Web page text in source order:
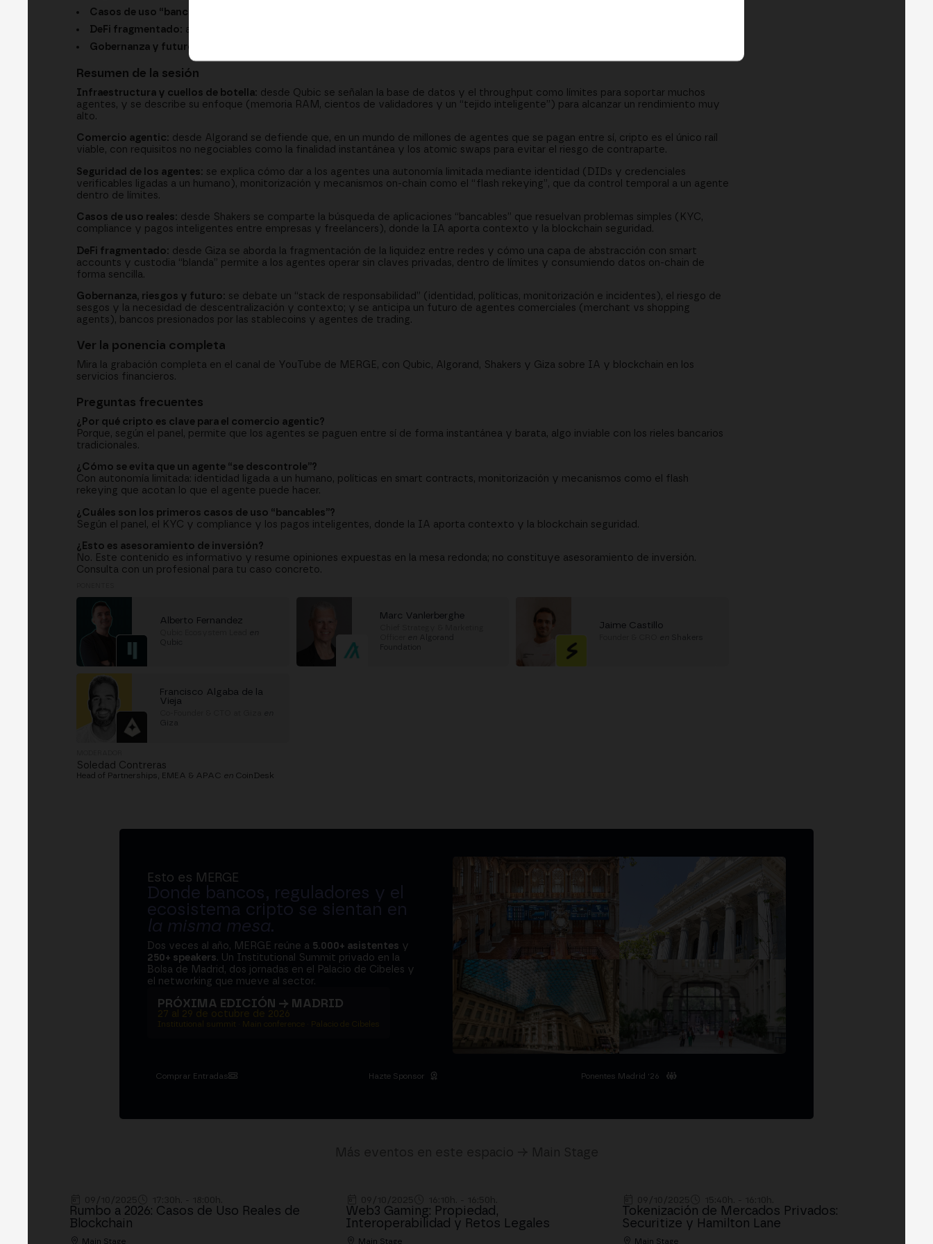
Casos de uso “bancables”:
DeFi fragmentado: abstracción, smart accounts y custodia “blanda” para los agentes
Gobernanza y futuro:
Resumen de la sesión
Infraestructura y cuellos de botella: desde Qubic se señalan la base de datos y el throughput como límites para soportar muchos
agentes, y se describe su enfoque (memoria RAM, cientos de validadores y un “tejido inteligente”) para alcanzar un rendimiento muy
alto.
Comercio agentic: desde Algorand se defiende que, en un mundo de millones de agentes que se pagan entre sí, cripto es el único raíl
viable, con requisitos no negociables como la finalidad instantánea y los atomic swaps para evitar el riesgo de contraparte.
Seguridad de los agentes: se explica cómo dar a los agentes una autonomía limitada mediante identidad (DIDs y credenciales
verificables ligadas a un humano), monitorización y mecanismos on-chain como el “flash rekeying”, que da control temporal a un agente
dentro de límites.
Casos de uso reales: desde Shakers se comparte la búsqueda de aplicaciones “bancables” que resuelvan problemas simples (KYC,
compliance y pagos inteligentes entre empresas y freelancers), donde la IA aporta contexto y la blockchain seguridad.
DeFi fragmentado: desde Giza se aborda la fragmentación de la liquidez entre redes y cómo una capa de abstracción con smart
accounts y custodia “blanda” permite a los agentes operar sin claves privadas, dentro de límites y consumiendo datos on-chain de
forma sencilla.
Gobernanza, riesgos y futuro: se debate un “stack de responsabilidad” (identidad, políticas, monitorización e incidentes), el riesgo de
sesgos y la necesidad de descentralización y contexto; y se anticipa un futuro de agentes comerciales (merchant vs shopping
agents), bancos presionados por las stablecoins y agentes de trading.
Ver la ponencia completa
Mira la grabación completa en el canal de YouTube de MERGE, con Qubic, Algorand, Shakers y Giza sobre IA y blockchain en los
servicios financieros.
Preguntas frecuentes
¿Por qué cripto es clave para el comercio agentic?
Porque, según el panel, permite que los agentes se paguen entre sí de forma instantánea y barata, algo inviable con los rieles bancarios
tradicionales.
¿Cómo se evita que un agente “se descontrole”?
Con autonomía limitada: identidad ligada a un humano, políticas en smart contracts, monitorización y mecanismos como el flash
rekeying que acotan lo que el agente puede hacer.
¿Cuáles son los primeros casos de uso “bancables”?
Según el panel, el KYC y compliance y los pagos inteligentes, donde la IA aporta contexto y la blockchain seguridad.
¿Esto es asesoramiento de inversión?
No. Este contenido es informativo y resume opiniones expuestas en la mesa redonda; no constituye asesoramiento de inversión.
Consulta con un profesional para tu caso concreto.
Alberto Fernandez Marc Vanlerberghe
Foundation
Jaime Castillo
Francisco Algaba de la
Vieja
Soledad Contreras
Head of Partnerships, EMEA & APAC en CoinDesk
Esto es MERGE
Donde bancos, reguladores y el
ecosistema cripto se sientan en
la misma mesa.
Dos veces al año, MERGE reúne a 5.000+ asistentes y
250+ speakers. Un Institutional Summit privado en la
Bolsa de Madrid, dos jornadas en el Palacio de Cibeles y
el networking que mueve al sector.
PRÓXIMA EDICIÓN → MADRID
27 al 29 de octubre de 2026
Institutional summit · Main conference · Palacio de Cibeles
Comprar Entradas Hazte Sponsor Ponentes Madrid '26
Rumbo a 2026: Casos de Uso Reales de
Blockchain
Main Stage
Web3 Gaming: Propiedad,
Interoperabilidad y Retos Legales
Main Stage
Tokenización de Mercados Privados:
Securitize y Hamilton Lane
Main Stage